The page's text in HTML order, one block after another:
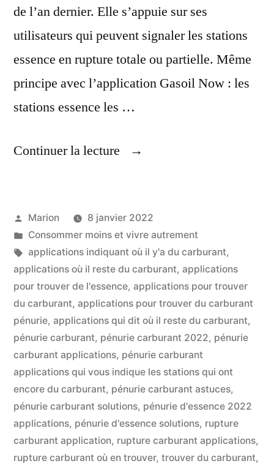
de l’an dernier. Elle s’appuie sur ses
utilisateurs qui peuvent signaler les stations
essence en rupture totale ou partielle. Même
principe avec l’application Gasoil Now : les
stations essence les …
Continuer la lecture
« Applications
Où
Il
Reste
Du
Carburant »
Publié
par
Marion
8 janvier 2022
Publié
dans
Consommer moins et vivre autrement
Étiquettes :
applications indiquant où il y'a du carburant,
applications où il reste du carburant, applications
pour trouver de l'essence, applications pour trouver
du carburant, applications pour trouver du carburant
pénurie, applications qui dit où il reste du carburant,
pénurie carburant, pénurie carburant 2022, pénurie
carburant applications, pénurie carburant
applications qui vous indique les stations qui ont
encore du carburant, pénurie carburant astuces,
pénurie carburant solutions, pénurie d'essence 2022
applications, pénurie d'essence solutions, rupture
carburant application, rupture carburant applications,
rupture carburant où en trouver, trouver du carburant,